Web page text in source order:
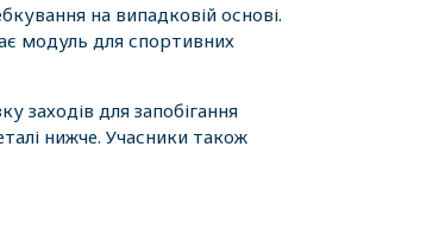
на випадковій основі.
модуль для спортивних
заходів для запобігання
нижче. Учасники також